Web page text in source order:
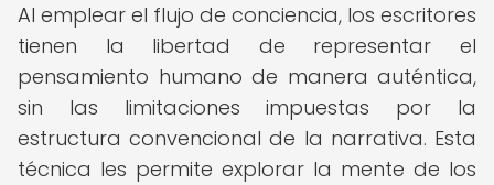
Al emplear el flujo de conciencia, los escritores
tienen la libertad de representar el
pensamiento humano de manera auténtica,
sin las limitaciones impuestas por la
estructura convencional de la narrativa. Esta
técnica les permite explorar la mente de los